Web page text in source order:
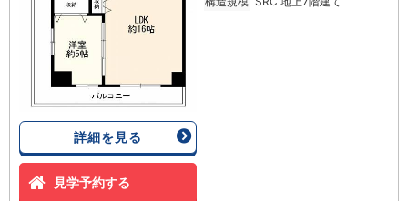
詳細を見る
見学予約する